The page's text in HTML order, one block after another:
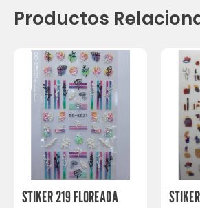
Productos
STIKER 219 FLOREADA